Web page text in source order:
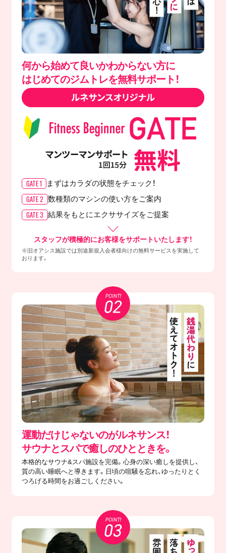
何から始めて良いかわからない方に
はじめてのジムトレを無料サポート！
GATE 1 まずはカラダの状態をチェック！
GATE 2 数種類のマシンの使い方をご案内
GATE 3 結果をもとにエクササイズをご提案
スタッフが積極的にお客様をサポートいたします！
※旧オアシス施設では別途新規入会者様向けの無料サービスを実施して
おります。
運動だけじゃないのがルネサンス！
サウナとスパで癒しのひとときを。
本格的なサウナ&スパ施設を完備。心身の深い癒しを提供し、
質の高い睡眠へと導きます。日頃の喧騒を忘れ、ゆったりとく
つろげる時間をお過ごしください。